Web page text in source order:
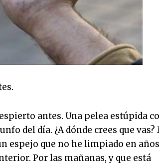
antes. Una pelea estúpida
del día. ¿A dónde crees que vas?
espejo que no he limpiado en
Por las mañanas, y que está